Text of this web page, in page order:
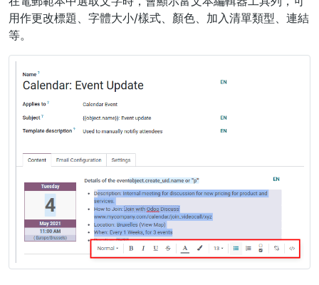
用作更改標題、字體大小/樣式、顏色、加入清單類型、連結
等。